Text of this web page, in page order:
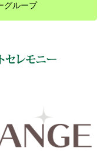
グループ